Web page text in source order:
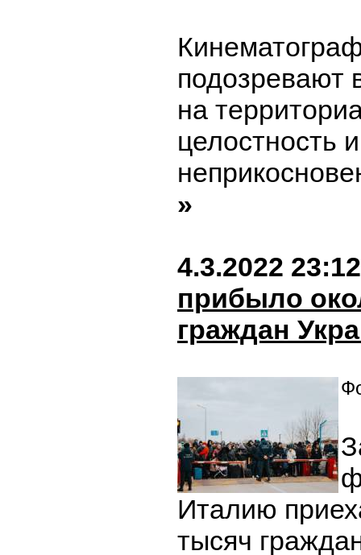
подозревают
на
целостность и
»
4.3.2022 23:12
прибыло
граждан
Италию
тысяч